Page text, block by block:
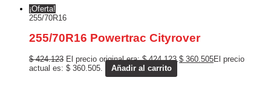
¡Oferta!
255/70R16
255/70R16 Powertrac Cityrover
$424.123 El precio original era: $ 424.123.$ 360.505El precio
actual es: $ 360.505.
Añadir al carrito